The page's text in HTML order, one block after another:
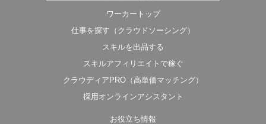
ワーカートップ
仕事を探す（クラウドソーシング）
スキルを出品する
スキルアフィリエイトで稼ぐ
クラウディアPRO（高単価マッチング）
採用オンラインアシスタント
お役立ち情報